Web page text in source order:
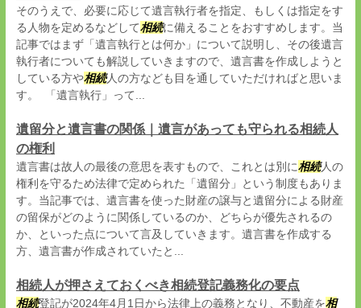
そのうえで、必要に応じて遺言執行者を指定、もしくは指定をす
る人物を定めるなどして相続に備えることをおすすめします。当
記事ではまず「遺言執行とは何か」について説明し、その後遺言
執行者についても解説していきますので、遺言書を作成しようと
している方や相続人の方なども目を通していただければと思いま
す。 「遺言執行」って...
遺留分と遺言書の関係｜遺言があっても守られる相続人
の権利
遺言書は故人の最後の意思を表すもので、これとは別に相続人の
権利を守るため法律で定められた「遺留分」という制度もありま
す。当記事では、遺言書を使った財産の譲与と遺留分による財産
の留保がどのように関係しているのか、どちらが優先されるの
か、といった点について言及していきます。遺言書を作成する
方、遺言書が作成されていたと...
相続人が押さえておくべき相続登記義務化の要点
相続登記が2024年4月1日から法律上の義務となり、不動産を相